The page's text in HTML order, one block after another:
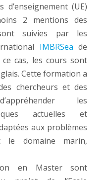
(UE)
2 mentions des
suivies par les
IMBRSea de
ce cas, les cours sont
Cette formation a
chercheurs et des
les
actuelles et
aux problèmes
le domaine marin,
en Master sont